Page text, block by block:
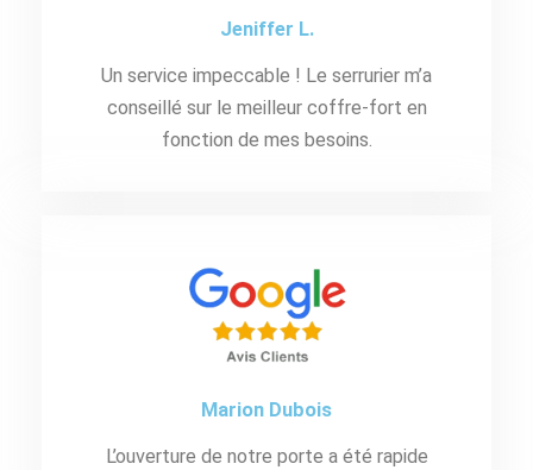
Jeniffer L.
Un service impeccable ! Le serrurier m’a
conseillé sur le meilleur coffre-fort en
fonction de mes besoins.
Marion Dubois
L’ouverture de notre porte a été rapide